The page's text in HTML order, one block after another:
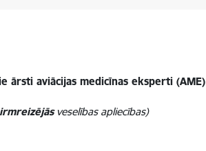
ārsti aviācijas medicīnas eksperti (AME)
veselības apliecības)